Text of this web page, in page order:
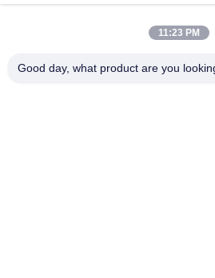
Здание А, Здание VERSINO,
11:23 PM
Good day, what product are you